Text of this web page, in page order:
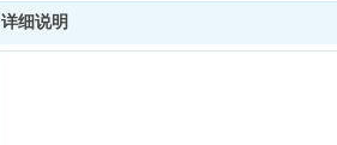
详细说明